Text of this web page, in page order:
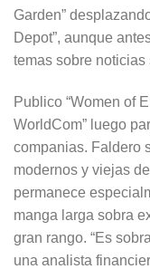
Garden”
Depot”, aunque
temas sobre noticias
Publico “Women of
WorldCom” luego
companias. Faldero
modernos y viejas
permanece
manga larga sobra
gran rango. “Es
una analista